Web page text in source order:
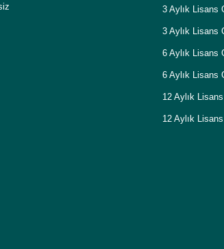
3 Aylık Lisans
3 Aylık Lisans
6 Aylık Lisans
6 Aylık Lisans
12 Aylık
12 Aylık